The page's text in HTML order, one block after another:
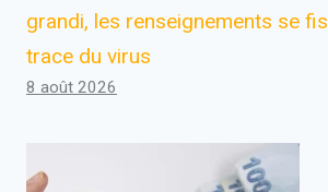
grandi, les renseignements se
trace du virus
8 août 2026